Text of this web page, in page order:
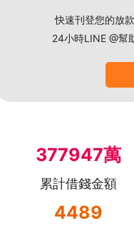
快速刊登您的放
24小時LINE @幫
377947萬
累計借錢金額
4489